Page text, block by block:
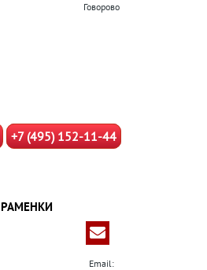
Говорово
+7 (495) 152-11-44
РАМЕНКИ
Email: